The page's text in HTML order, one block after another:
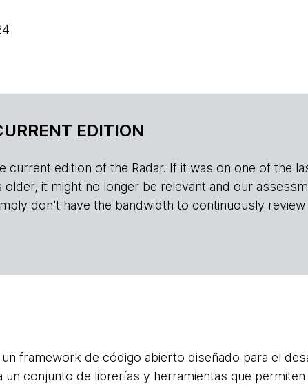
EDITION
current edition of the Radar. If it was on one of the
older, it might no longer be relevant and our
don't have the bandwidth to continuously
un framework de código abierto diseñado para el
un conjunto de librerías y herramientas que